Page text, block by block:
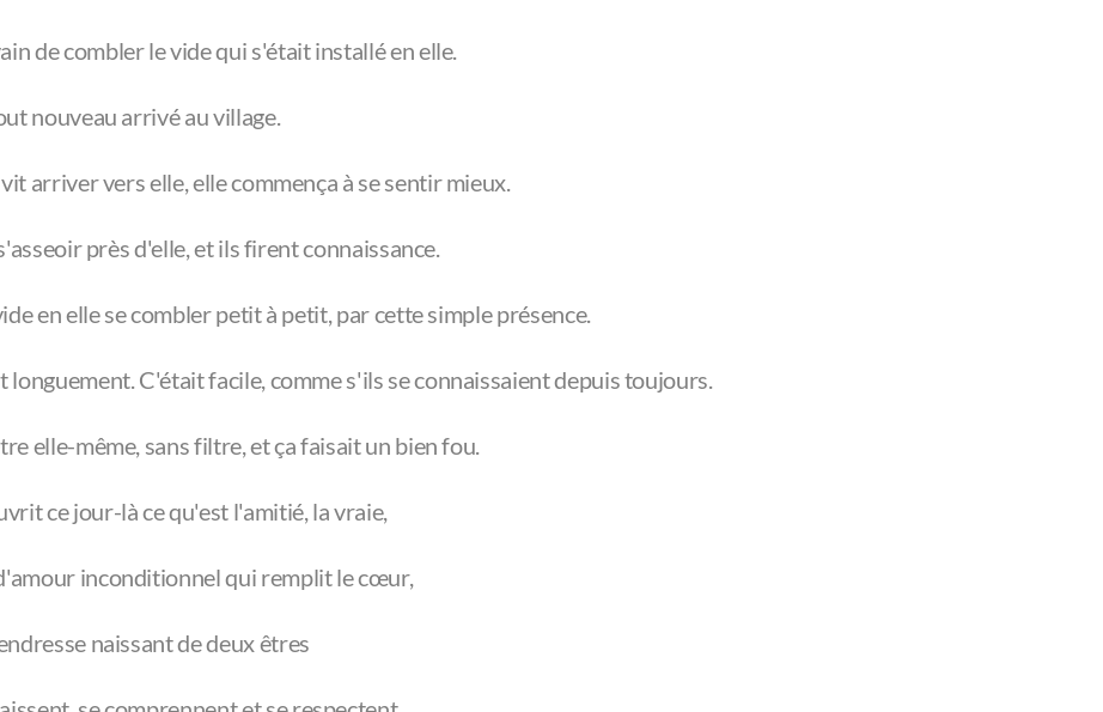
de combler le vide qui s'était installé en elle.
nouveau arrivé au village.
arriver vers elle, elle commença à se sentir mieux.
près d'elle, et ils firent connaissance.
en elle se combler petit à petit, par cette simple présence.
longuement. C'était facile, comme s'ils se connaissaient depuis toujours.
elle-même, sans filtre, et ça faisait un bien fou.
ce jour-là ce qu'est l'amitié, la vraie,
inconditionnel qui remplit le cœur,
naissant de deux êtres